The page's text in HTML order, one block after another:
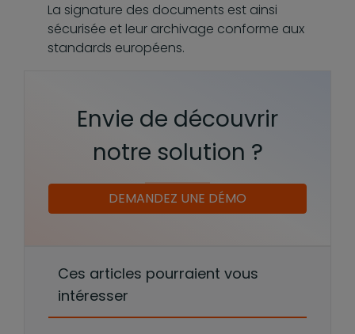
La signature des documents est ainsi
sécurisée et leur archivage conforme aux
standards européens.
Envie de découvrir
notre solution ?
DEMANDEZ UNE DÉMO
Ces articles pourraient vous
intéresser